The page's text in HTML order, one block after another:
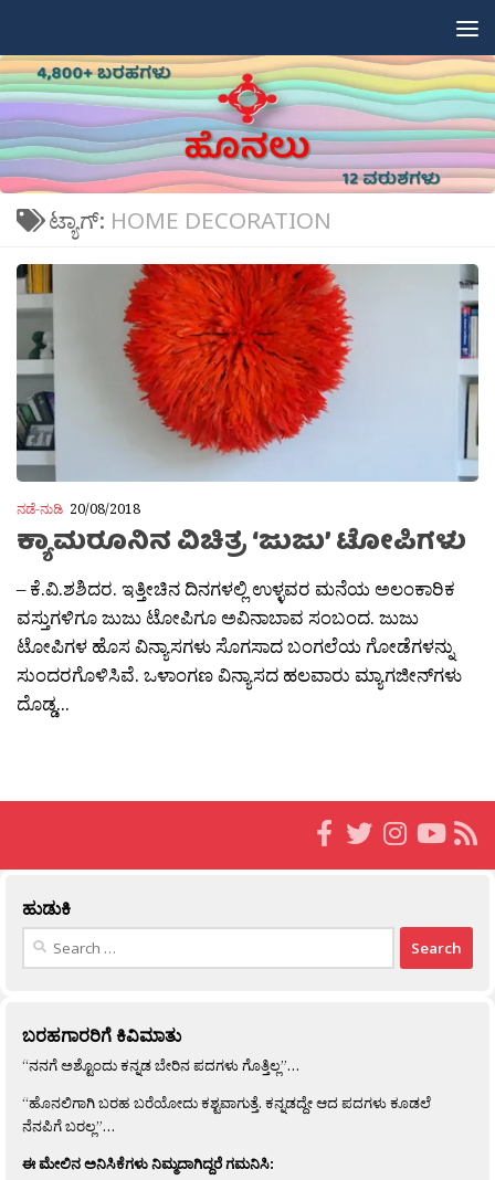
ಟ್ಯಾಗ್: HOME DECORATION
ನಡೆ-ನುಡಿ 20/08/2018
ಕ್ಯಾಮರೂನಿನ ವಿಚಿತ್ರ ‘ಜುಜು’ ಟೋಪಿಗಳು
– ಕೆ.ವಿ.ಶಶಿದರ. ಇತ್ತೀಚಿನ ದಿನಗಳಲ್ಲಿ ಉಳ್ಳವರ ಮನೆಯ ಅಲಂಕಾರಿಕ
ವಸ್ತುಗಳಿಗೂ ಜುಜು ಟೋಪಿಗೂ ಅವಿನಾಬಾವ ಸಂಬಂದ. ಜುಜು
ಟೋಪಿಗಳ ಹೊಸ ವಿನ್ಯಾಸಗಳು ಸೊಗಸಾದ ಬಂಗಲೆಯ ಗೋಡೆಗಳನ್ನು
ಸುಂದರಗೊಳಿಸಿವೆ. ಒಳಾಂಗಣ ವಿನ್ಯಾಸದ ಹಲವಾರು ಮ್ಯಾಗಜೀನ್‍ಗಳು
ದೊಡ್ಡ...
ಹುಡುಕಿ
Search
ಬರಹಗಾರರಿಗೆ ಕಿವಿಮಾತು
“ನನಗೆ ಅಶ್ಟೊಂದು ಕನ್ನಡ ಬೇರಿನ ಪದಗಳು ಗೊತ್ತಿಲ್ಲ”…
“ಹೊನಲಿಗಾಗಿ ಬರಹ ಬರೆಯೋದು ಕಶ್ಟವಾಗುತ್ತೆ. ಕನ್ನಡದ್ದೇ ಆದ ಪದಗಳು ಕೂಡಲೆ
ನೆನಪಿಗೆ ಬರಲ್ಲ”…
ಈ ಮೇಲಿನ ಅನಿಸಿಕೆಗಳು ನಿಮ್ಮದಾಗಿದ್ದರೆ ಗಮನಿಸಿ: